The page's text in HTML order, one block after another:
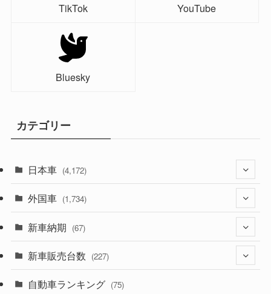
TikTok YouTube
Bluesky
カテゴリー
日本車 (4,172)
(1,321)
(329)
外国車 (1,734)
(242)
新車納期 (67)
(28)
(8)
新車販売台数 (227)
(21)
自動車ランキング (75)